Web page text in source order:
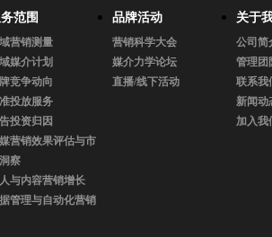
范围
营销测量
媒介计划
竞争动向
投放服务
投资归因
营销效果评估与市
察
与内容营销增长
管理与自动化营销
品牌活动
营销科学大会
媒介力学论坛
直播/线下活动
关于
公司简
管理团
联系我
新闻动
加入我